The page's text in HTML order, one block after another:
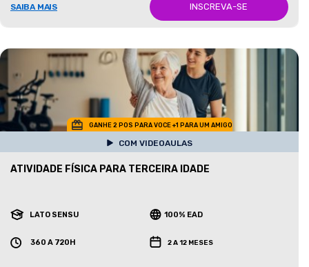
SAIBA MAIS INSCREVA-SE
GANHE 2 POS PARA VOCE +1 PARA UM AMIGO
COM VIDEOAULAS
ATIVIDADE FÍSICA PARA TERCEIRA IDADE
LATO SENSU 100% EAD
360 A 720H 2 A 12 MESES